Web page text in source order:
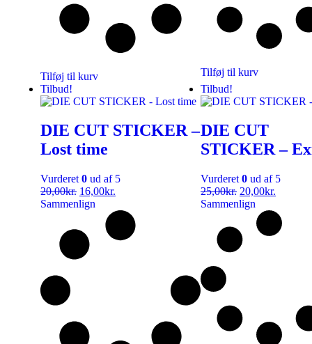
Tilføj til kurv
Tilføj til kurv
Tilbud!
DIE CUT STICKER –
Lost time
Vurderet 0 ud af 5
20,00kr. 16,00kr.
Sammenlign
Tilbud!
DIE CUT
STICKER –
Vurderet 0 ud af 5
25,00kr. 20,00kr.
Sammenlign